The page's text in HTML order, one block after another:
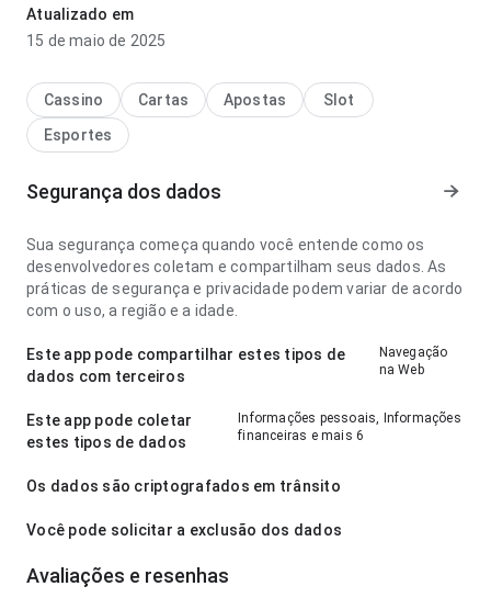
de fluxo de navegação ao alternar detalhes; a experiência
evita passos desnecessários. Isso passa mais confiança ao
Atualizado em
15 de maio de 2025
Cassino Cartas Apostas
Slot
Esportes
Segurança dos dados
Sua segurança começa quando você entende como os
desenvolvedores coletam e compartilham seus dados. As
práticas de segurança e privacidade podem variar de acordo
com o uso, a região e a idade.
Este app pode compartilhar estes tipos de
dados com terceiros
Navegação
na Web
Este app pode coletar
estes tipos de dados
Informações pessoais, Informações
financeiras e mais 6
Os dados são criptografados em trânsito
Você pode solicitar a exclusão dos dados
Avaliações e resenhas